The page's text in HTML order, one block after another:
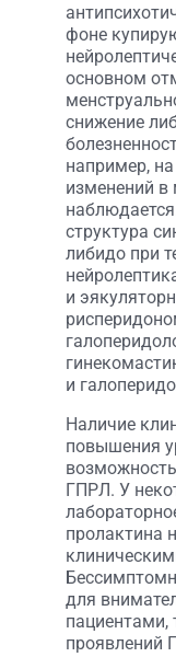
фоне
основном
снижение
например,
изменений в
структура
либидо при
и
и
Наличие
повышения
ГПРЛ. У
пролактина
для
пациентами,
проявлений